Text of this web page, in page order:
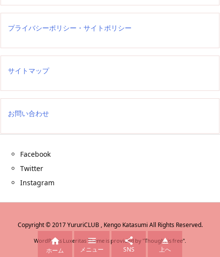
プライバシーポリシー・サイトポリシー
サイトマップ
お問い合わせ
Facebook
Twitter
Instagram
Copyright ©2017 YururiCLUB , Kengo Katasumi All Rights Reserved.
WordPress Luxeritas Theme is provided by "Thought is free".

ホーム

メニュー

SNS

上へ